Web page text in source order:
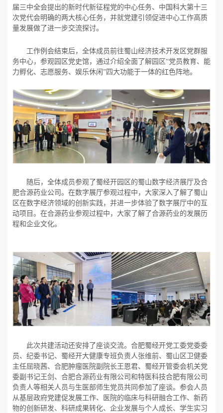
届三中全会提出的新时代新征程党的中心任务、中国科大第十三
次党代会明确的两大核心任务，并就党建引领促进中心工作高质
量发展做了进一步交流探讨。
工作例会结束后，全体成员前往蜀山经济技术开发区党群服
务中心，参观园区党史馆，通过介绍全面了解园区“党员教育、能
力孵化、志愿服务、娱乐休闲”四大功能于一体的红色阵地。
随后，全体成员参观了蜀经开园区的蜀山数字经济展厅及合
肥合源药业公司。在数字展厅参观过程中，大家深入了解了蜀山
区在数字经济领域的创新实践，并进一步体验了数字展厅中的互
动项目。在合源药业参观过程中，大家了解了合源药业的发展历
程和企业文化。
此次共建活动还安排了座谈交流。合肥蜀经开党工委党委委
员、纪委书记、蜀经开大健康专班负责人张维前、蜀山区卫健委
主任屈晓茜、合肥肿瘤医院副院长王恩君、蜀经开管委会机关党
委副书记王剑、合肥合源药业有限公司和特医科技合肥有限公司
负责人等相关人员与生医部师生党员共同参加了座谈。参会人员
从基层政府党建促发展工作、医院的临床与科研融合工作、新药
物的创新研发、科研成果转化、企业发展与个人成长、学生实习